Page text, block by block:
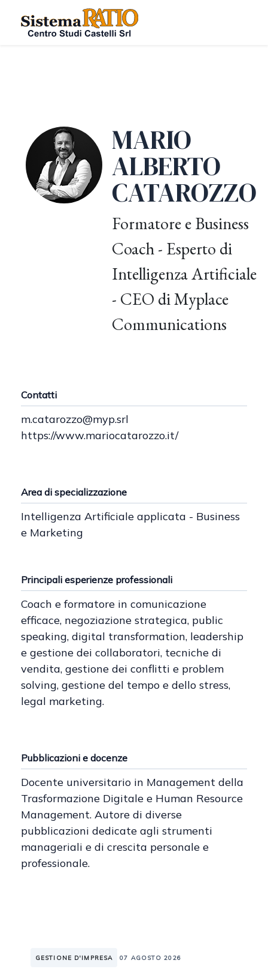
MARIO
ALBERTO
CATAROZZO
Formatore e Business
Coach - Esperto di
Intelligenza Artificiale
- CEO di Myplace
Communications
Contatti
m.catarozzo@myp.srl
https://www.mariocatarozzo.it/
Area di specializzazione
Intelligenza Artificiale applicata - Business
e Marketing
Principali esperienze professionali
Coach e formatore in comunicazione
efficace, negoziazione strategica, public
speaking, digital transformation, leadership
e gestione dei collaboratori, tecniche di
vendita, gestione dei conflitti e problem
solving, gestione del tempo e dello stress,
legal marketing.
Pubblicazioni e docenze
Docente universitario in Management della
Trasformazione Digitale e Human Resource
Management. Autore di diverse
pubblicazioni dedicate agli strumenti
manageriali e di crescita personale e
professionale.
GESTIONE D'IMPRESA 07 AGOSTO 2026